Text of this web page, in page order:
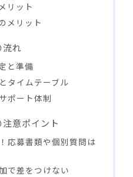
リット
メリット
流れ
と準備
タイムテーブル
ポート体制
意ポイント
応募書類や個別質問は
で差をつけない